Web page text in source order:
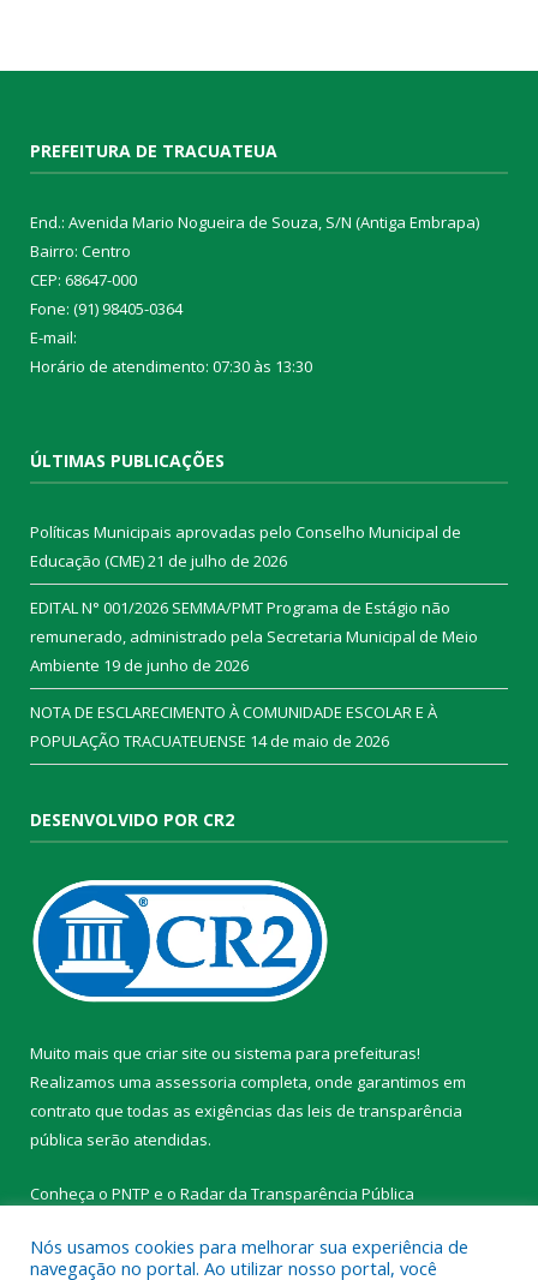
PREFEITURA DE TRACUATEUA
End.: Avenida Mario Nogueira de Souza, S/N (Antiga Embrapa)
Bairro: Centro
CEP: 68647-000
Fone: (91) 98405-0364
E-mail:
Horário de atendimento: 07:30 às 13:30
ÚLTIMAS PUBLICAÇÕES
Políticas Municipais aprovadas pelo Conselho Municipal de
Educação (CME)21 de julho de 2026
EDITAL N° 001/2026 SEMMA/PMT Programa de Estágio não
remunerado, administrado pela Secretaria Municipal de Meio
Ambiente 19 de junho de 2026
NOTA DE ESCLARECIMENTO À COMUNIDADE ESCOLAR E À
POPULAÇÃO TRACUATEUENSE 14 de maio de 2026
DESENVOLVIDO POR CR2
Muito mais que criar site ou sistema para prefeituras!
Realizamos uma assessoria completa, onde garantimos em
contrato que todas as exigências das leis de transparência
pública serão atendidas.
Conheça o PNTP e o Radar da Transparência Pública
Nós usamos cookies para melhorar sua experiência de
navegação no portal. Ao utilizar nosso portal, você